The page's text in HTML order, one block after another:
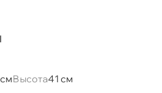
Высота41 см